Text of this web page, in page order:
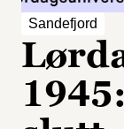
Sandefjord